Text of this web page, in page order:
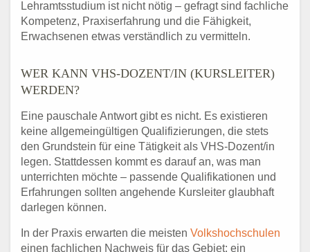
Lehramtsstudium ist nicht nötig – gefragt sind fachliche
Kompetenz, Praxiserfahrung und die Fähigkeit,
Erwachsenen etwas verständlich zu vermitteln.
WER KANN VHS-DOZENT/IN (KURSLEITER)
WERDEN?
Eine pauschale Antwort gibt es nicht. Es existieren
keine allgemeingültigen Qualifizierungen, die stets
den Grundstein für eine Tätigkeit als VHS-Dozent/in
legen. Stattdessen kommt es darauf an, was man
unterrichten möchte – passende Qualifikationen und
Erfahrungen sollten angehende Kursleiter glaubhaft
darlegen können.
In der Praxis erwarten die meisten Volkshochschulen
einen fachlichen Nachweis für das Gebiet: ein